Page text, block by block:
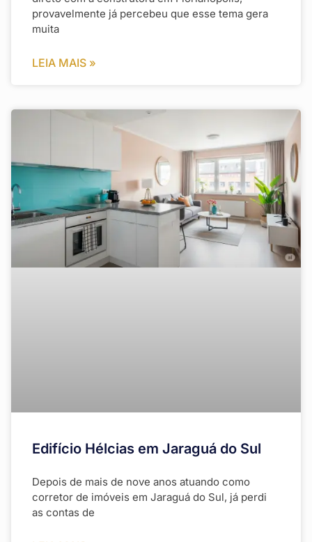
provavelmente já percebeu que esse tema gera
muita
LEIA MAIS »
Edifício Hélcias em Jaraguá do Sul
Depois de mais de nove anos atuando como
corretor de imóveis em Jaraguá do Sul, já perdi
as contas de